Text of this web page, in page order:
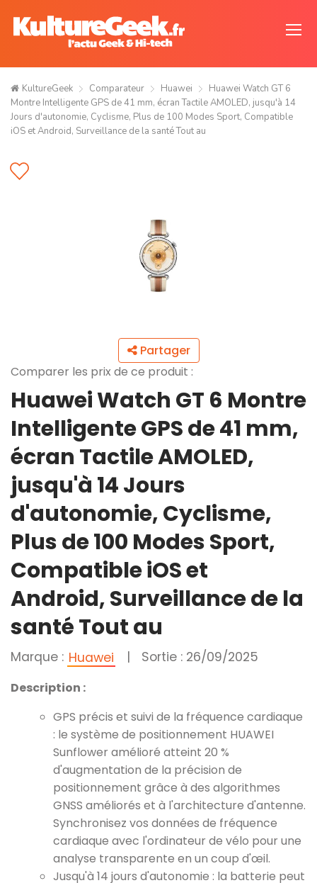
KultureGeek Comparateur Huawei
Huawei Watch GT 6
Montre Intelligente GPS de 41 mm, écran Tactile AMOLED, jusqu'à 14
Jours d'autonomie, Cyclisme, Plus de 100 Modes Sport, Compatible
iOS et Android, Surveillance de la santé Tout au
Partager
Comparer les prix de ce produit :
Huawei Watch GT 6 Montre
Intelligente GPS de 41 mm,
écran Tactile AMOLED,
jusqu'à 14 Jours
d'autonomie, Cyclisme,
Plus de 100 Modes Sport,
Compatible iOS et
Android, Surveillance de la
santé Tout au
Marque : Huawei | Sortie : 26/09/2025
Description :
GPS précis et suivi de la fréquence cardiaque
: le système de positionnement HUAWEI
Sunflower amélioré atteint 20 %
d'augmentation de la précision de
positionnement grâce à des algorithmes
GNSS améliorés et à l'architecture d'antenne.
Synchronisez vos données de fréquence
cardiaque avec l'ordinateur de vélo pour une
analyse transparente en un coup d'œil.
Jusqu'à 14 jours d'autonomie : la batterie peut